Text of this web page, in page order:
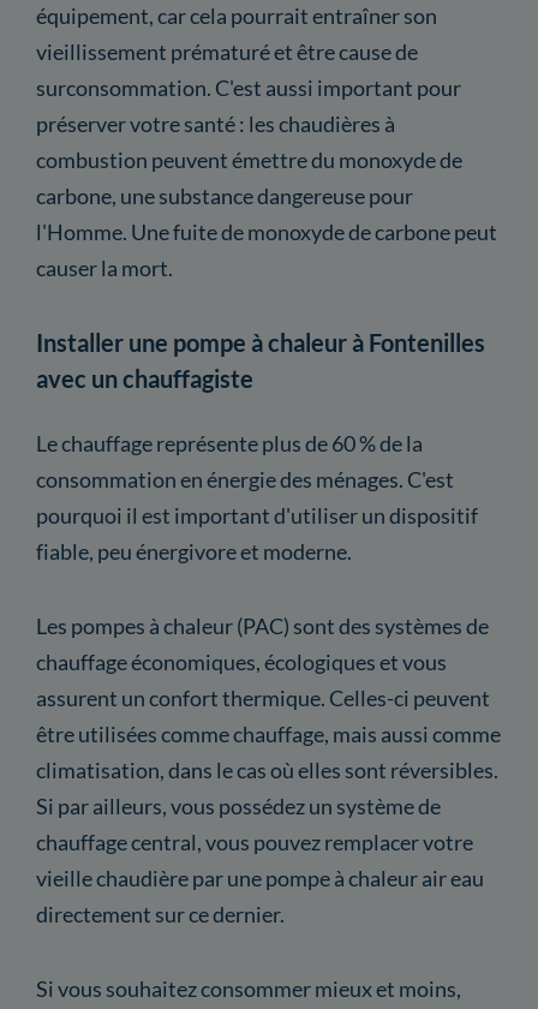
équipement, car cela pourrait entraîner son
vieillissement prématuré et être cause de
surconsommation. C'est aussi important pour
préserver votre santé : les chaudières à
combustion peuvent émettre du monoxyde de
carbone, une substance dangereuse pour
l'Homme. Une fuite de monoxyde de carbone peut
causer la mort.
Installer une pompe à chaleur à Fontenilles
avec un chauffagiste
Le chauffage représente plus de 60 % de la
consommation en énergie des ménages. C'est
pourquoi il est important d'utiliser un dispositif
fiable, peu énergivore et moderne.
Les pompes à chaleur (PAC) sont des systèmes de
chauffage économiques, écologiques et vous
assurent un confort thermique. Celles-ci peuvent
être utilisées comme chauffage, mais aussi comme
climatisation, dans le cas où elles sont réversibles.
Si par ailleurs, vous possédez un système de
chauffage central, vous pouvez remplacer votre
vieille chaudière par une pompe à chaleur air eau
directement sur ce dernier.
Si vous souhaitez consommer mieux et moins,